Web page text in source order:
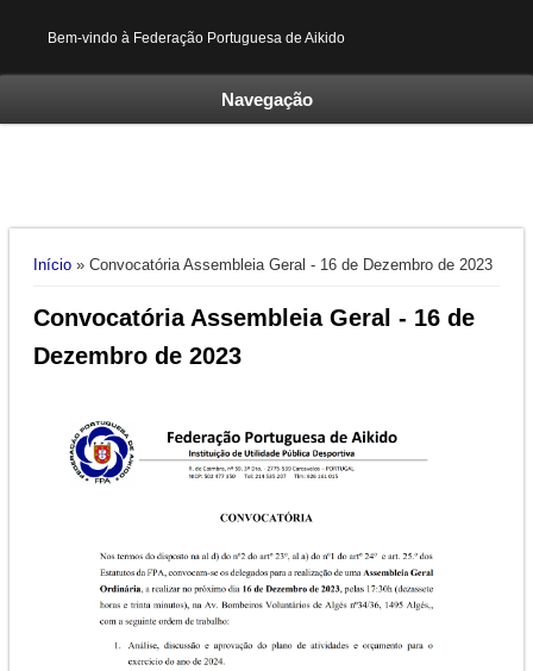
Bem-vindo à Federação Portuguesa de Aikido
Navegação
Está aqui
Início» Convocatória Assembleia Geral - 16 de Dezembro de 2023
Convocatória Assembleia Geral - 16 de
Dezembro de 2023